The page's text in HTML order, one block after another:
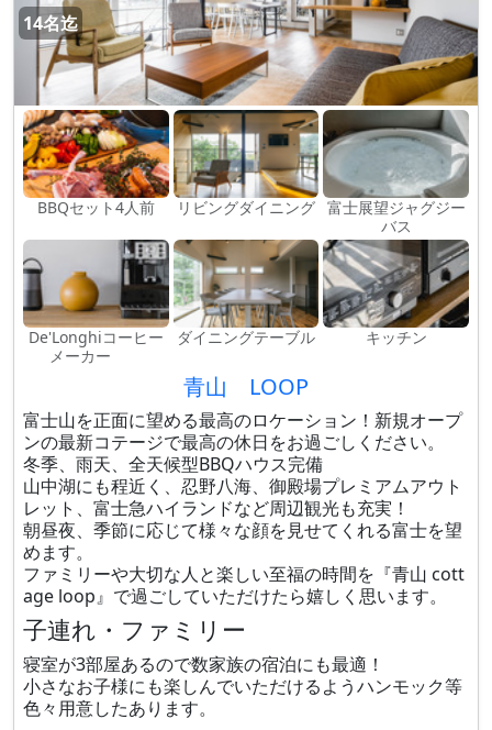
14名迄
BBQセット4人前 リビングダイニング 富士展望ジャグジー
バス
De'Longhiコーヒー
メーカー
ダイニングテーブル キッチン
青山 LOOP
富士山を正面に望める最高のロケーション！新規オープ
ンの最新コテージで最高の休日をお過ごしください。
冬季、雨天、全天候型BBQハウス完備
山中湖にも程近く、忍野八海、御殿場プレミアムアウト
レット、富士急ハイランドなど周辺観光も充実！
朝昼夜、季節に応じて様々な顔を見せてくれる富士を望
めます。
ファミリーや大切な人と楽しい至福の時間を『青山 cott
age loop』で過ごしていただけたら嬉しく思います。
子連れ・ファミリー
寝室が3部屋あるので数家族の宿泊にも最適！
小さなお子様にも楽しんでいただけるようハンモック等
色々用意したあります。